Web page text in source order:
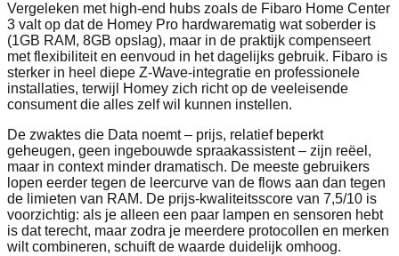
Vergeleken met high-end hubs zoals de Fibaro Home Center
3 valt op dat de Homey Pro hardwarematig wat soberder is
(1GB RAM, 8GB opslag), maar in de praktijk compenseert
met flexibiliteit en eenvoud in het dagelijks gebruik. Fibaro is
sterker in heel diepe Z‑Wave‑integratie en professionele
installaties, terwijl Homey zich richt op de veeleisende
consument die alles zelf wil kunnen instellen.
De zwaktes die Data noemt – prijs, relatief beperkt
geheugen, geen ingebouwde spraakassistent – zijn reëel,
maar in context minder dramatisch. De meeste gebruikers
lopen eerder tegen de leercurve van de flows aan dan tegen
de limieten van RAM. De prijs-kwaliteitsscore van 7,5/10 is
voorzichtig: als je alleen een paar lampen en sensoren hebt
is dat terecht, maar zodra je meerdere protocollen en merken
wilt combineren, schuift de waarde duidelijk omhoog.